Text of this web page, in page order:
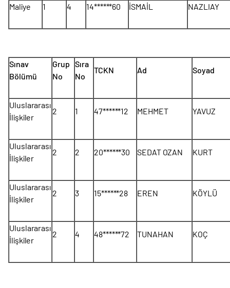
Maliye 1 4 14******60 İSMAİL NAZLIAY
Sınav
Bölümü
Grup
No
Sıra
No
TCKN Ad Soyad
Uluslararası
İlişkiler
2 1 47******12 MEHMET YAVUZ
Uluslararası
İlişkiler
2 2 20******30 SEDAT OZAN KURT
Uluslararası
İlişkiler
2 3 15******28 EREN KÖYLÜ
Uluslararası
İlişkiler
2 4 48******72 TUNAHAN KOÇ